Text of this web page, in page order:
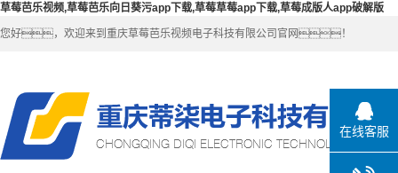
草莓芭乐视频,草莓芭乐向日葵污app下载,草莓草莓app下载,草莓成版人app破解版
您好，欢迎来到重庆草莓芭乐视频电子科技有限公司官网！
在线客服